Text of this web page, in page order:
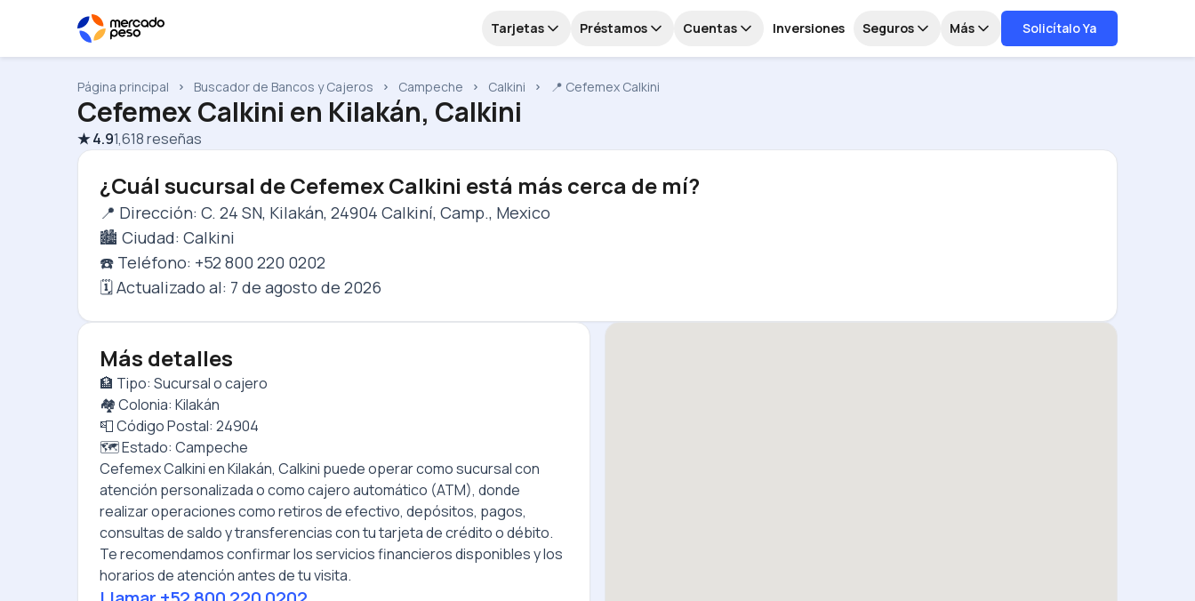
Tarjetas Préstamos Cuentas Inversiones Seguros Más Solicítalo Ya
Página principal Buscador de Bancos y Cajeros Campeche Calkini 📍 Cefemex Calkini
Cefemex Calkini en Kilakán, Calkini
★4.91,618reseñas
¿Cuál sucursal de Cefemex Calkini está más cerca de mí?
📍 Dirección: C. 24 SN, Kilakán, 24904 Calkiní, Camp., Mexico
🏙️ Ciudad: Calkini
☎️ Teléfono: +52 800 220 0202
🗓️ Actualizado al: 7 de agosto de 2026
Más detalles
🏦 Tipo: Sucursal o cajero
🏘️ Colonia: Kilakán
📮 Código Postal: 24904
🗺️ Estado: Campeche
Cefemex CalkinienKilakán, Calkini puede operar como sucursal con
atención personalizada o como cajero automático (ATM), donde
realizar operaciones como retiros de efectivo, depósitos, pagos,
consultas de saldo y transferencias con tu tarjeta de crédito o débito.
Te recomendamos confirmar los servicios financieros disponibles y los
horarios de atención antes de tu visita.